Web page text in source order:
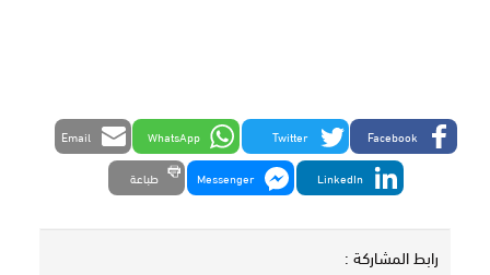
Facebook
Twitter
WhatsApp
Email
LinkedIn
Messenger طباعة
رابط المشاركة :